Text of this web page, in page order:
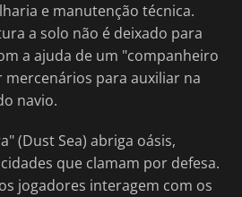
e manutenção técnica.
a solo não é deixado para
a ajuda de um "companheiro
para auxiliar na
navio.
(Dust Sea) abriga oásis,
que clamam por defesa.
jogadores interagem com os